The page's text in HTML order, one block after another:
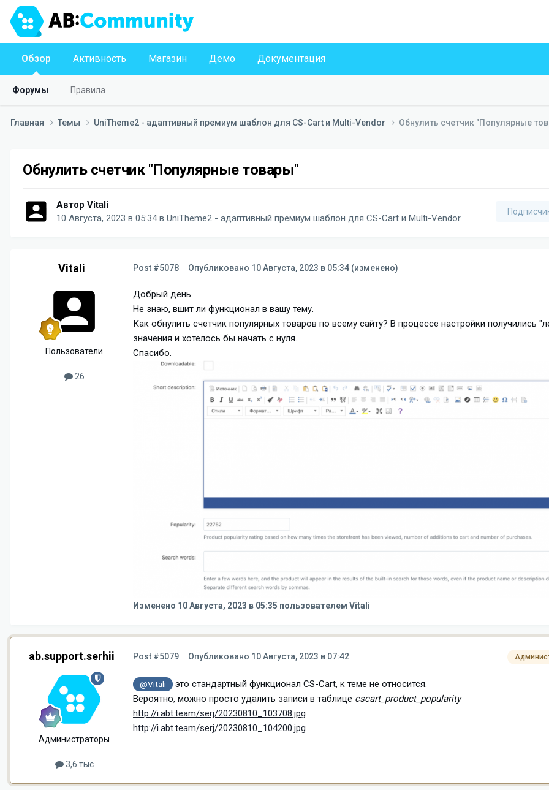
Обзор
Форумы Правила
Активность Магазин Демо Документация
Главная Темы UniTheme2 - адаптивный премиум шаблон для CS-Cart и Multi-Vendor Обнулить счетчик "Популярные
Обнулить счетчик "Популярные товары"
Автор Vitali
10 Августа, 2023 в 05:34в UniTheme2 - адаптивный премиум шаблон для CS-Cart и Multi-Vendor
Vitali
Пользователи
26
Post #5078 Опубликовано 10 Августа, 2023 в 05:34 (изменено)
Добрый день.
Не знаю, вшит ли функционал в вашу тему.
Как обнулить счетчик популярных товаров по всему сайту? В процессе настройки получились
значения и хотелось бы начать с нуля.
Спасибо.
Изменено 10 Августа, 2023 в 05:35 пользователем Vitali
ab.support.serhii
Администраторы
3,6 тыс
Post #5079 Опубликовано 10 Августа, 2023 в 07:42
@Vitali
это стандартный функционал CS-Cart, к теме не относится.
Вероятно, можно просто удалить записи в таблице cscart_product_popularity
http://i.abt.team/serj/20230810_103708.jpg
http://i.abt.team/serj/20230810_104200.jpg